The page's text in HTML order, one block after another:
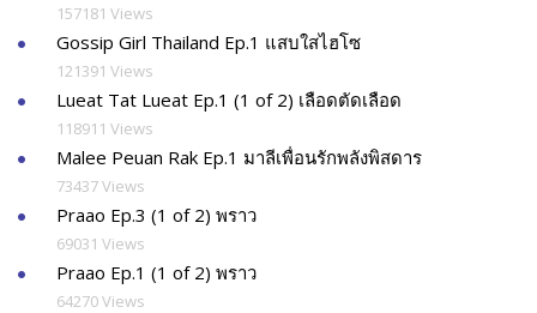
157181 Views
Gossip Girl Thailand Ep.1 แสบใสไฮโซ
121391 Views
Lueat Tat Lueat Ep.1 (1 of 2) เลือดตัดเลือด
118911 Views
Malee Peuan Rak Ep.1 มาลีเพื่อนรักพลังพิสดาร
73437 Views
Praao Ep.3 (1 of 2) พราว
69031 Views
Praao Ep.1 (1 of 2) พราว
64270 Views